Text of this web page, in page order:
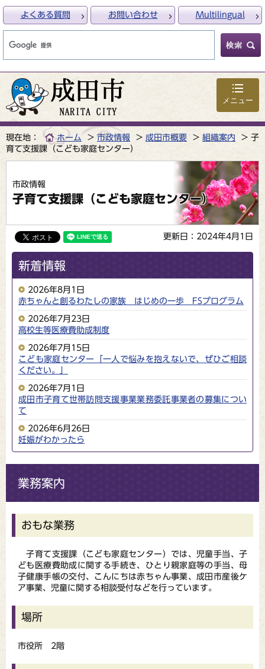
メニュー
よくある質問 お問い合わせ Multilingual
現在地： ホーム 市政情報 成田市概要 組織案内
子
育て支援課（こども家庭センター）
市政情報
子育て支援課（こども家庭センター）
更新日：2024年4月1日
新着情報
2026年8月1日
赤ちゃんと創るわたしの家族 はじめの一歩 FSプログラム
2026年7月23日
高校生等医療費助成制度
2026年7月15日
こども家庭センター「一人で悩みを抱えないで、ぜひご相談
ください。」
2026年7月1日
成田市子育て世帯訪問支援事業業務委託事業者の募集につい
て
2026年6月26日
妊娠がわかったら
業務案内
おもな業務
子育て支援課（こども家庭センター）では、児童手当、子
ども医療費助成に関する手続き、ひとり親家庭等の手当、母
子健康手帳の交付、こんにちは赤ちゃん事業、成田市産後ケ
ア事業、児童に関する相談受付などを行っています。
場所
市役所 2階